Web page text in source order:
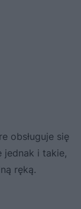
obsługuje się
jednak i takie,
ręką.